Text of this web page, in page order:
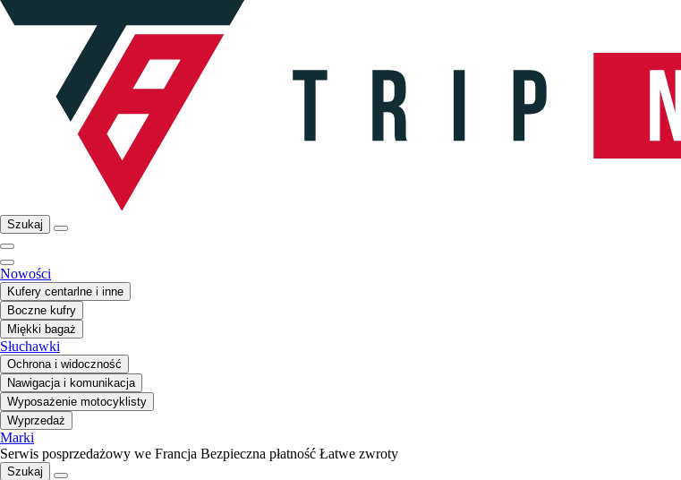
Szukaj
Nowości
Kufery centarlne i inne
Boczne kufry
Miękki bagaż
Słuchawki
Ochrona i widoczność
Nawigacja i komunikacja
Wyposażenie motocyklisty
Wyprzedaż
Marki
Serwis posprzedażowy we Francja Bezpieczna płatność Łatwe zwroty
Szukaj